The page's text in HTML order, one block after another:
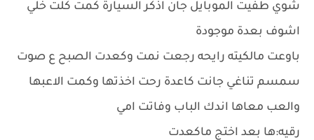
شوي طفيت الموبايل جان اذكر السيارة كمت كلت خلي
اشوف بعدة موجودة
باوعت مالكيته رايحه رجعت نمت وكعدت الصبح ع صوت
سمسم تناغي جانت كاعدة رحت اخذتها وكمت الاعبها
والعب معاها اندك الباب وفاتت امي
رقيه:ها بعد اختج ماكعدت